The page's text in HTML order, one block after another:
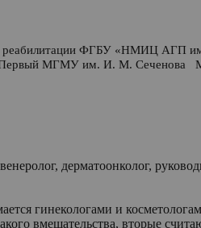
и реабилитации ФГБУ «НМИЦ АГП
Первый МГМУ им. И. М. Сеченова
дерматоонколог,
гинекологами и
вмешательства, вторые